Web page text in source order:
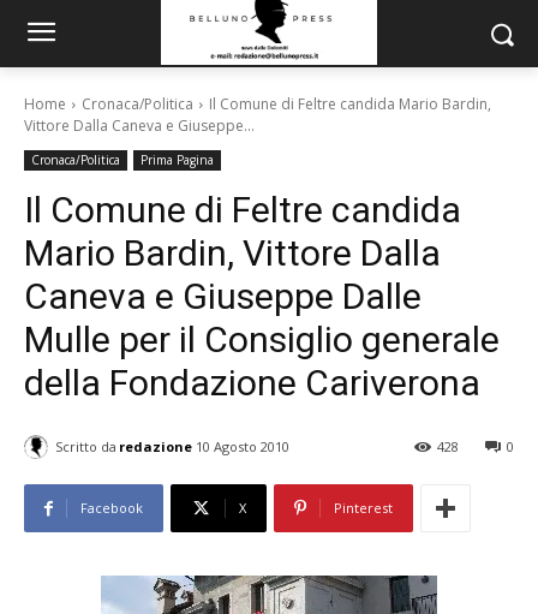
Home Cronaca/Politica
Il Comune di Feltre candida Mario Bardin,
Vittore Dalla Caneva e Giuseppe...
Cronaca/Politica Prima Pagina
Il Comune di Feltre candida
Mario Bardin, Vittore Dalla
Caneva e Giuseppe Dalle
Mulle per il Consiglio generale
della Fondazione Cariverona
Scritto da redazione 10 Agosto 2010 0
428
Facebook X Pinterest